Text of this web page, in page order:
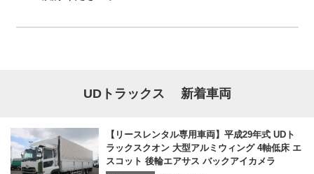
UDトラックス 新着車両
【リースレンタル専用車両】平成29年式 UDト
ラックスクオン 大型アルミウィング 4軸低床 エ
スコット 後輪エアサス バックアイカメラ